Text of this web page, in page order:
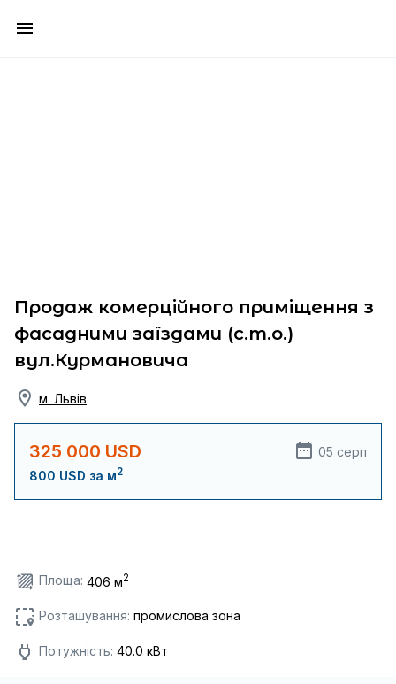
Продаж комерційного приміщення з
фасадними заїздами (с.т.о.)
вул.Курмановича
м. Львів
325 000 USD
05 серп
800 USD за м2
Площа: 406 м2
Розташування: промислова зона
Потужність: 40.0 кВт